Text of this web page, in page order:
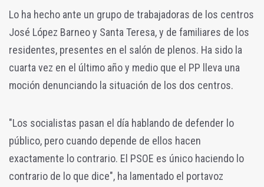
Lo ha hecho ante un grupo de trabajadoras de los centros
José López Barneo y Santa Teresa, y de familiares de los
residentes, presentes en el salón de plenos. Ha sido la
cuarta vez en el último año y medio que el PP lleva una
moción denunciando la situación de los dos centros.
"Los socialistas pasan el día hablando de defender lo
público, pero cuando depende de ellos hacen
exactamente lo contrario. El PSOE es único haciendo lo
contrario de lo que dice", ha lamentado el portavoz